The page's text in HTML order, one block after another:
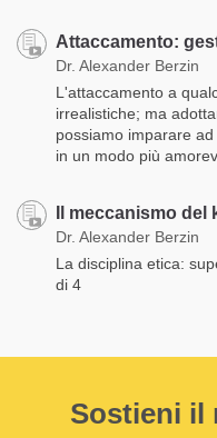
Attaccamento:
Dr. Alexander Berzin
L'attaccamento a
irrealistiche; ma
possiamo imparare
in un modo più
Il meccanismo del
Dr. Alexander Berzin
La disciplina etica:
di 4
Sostieni il